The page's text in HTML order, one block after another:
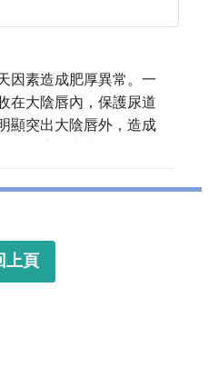
因素造成肥厚異常。一
在大陰唇內，保護尿道
顯突出大陰唇外，造成
上頁